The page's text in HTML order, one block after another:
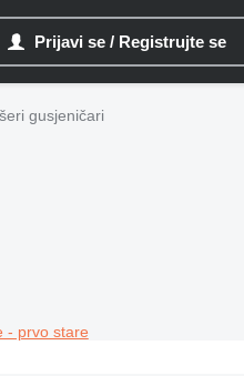
Prijavi se / Registrujte se
gusjeničari
- prvo stare